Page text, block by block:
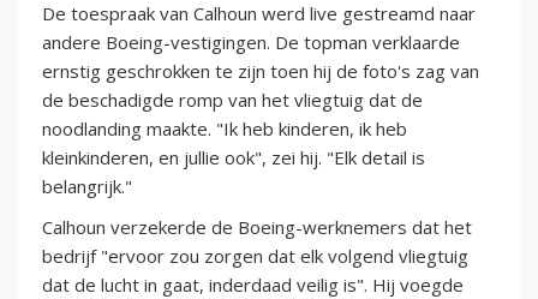
De toespraak van Calhoun werd live gestreamd naar
andere Boeing-vestigingen. De topman verklaarde
ernstig geschrokken te zijn toen hij de foto's zag van
de beschadigde romp van het vliegtuig dat de
noodlanding maakte. "Ik heb kinderen, ik heb
kleinkinderen, en jullie ook", zei hij. "Elk detail is
belangrijk."
Calhoun verzekerde de Boeing-werknemers dat het
bedrijf "ervoor zou zorgen dat elk volgend vliegtuig
dat de lucht in gaat, inderdaad veilig is". Hij voegde